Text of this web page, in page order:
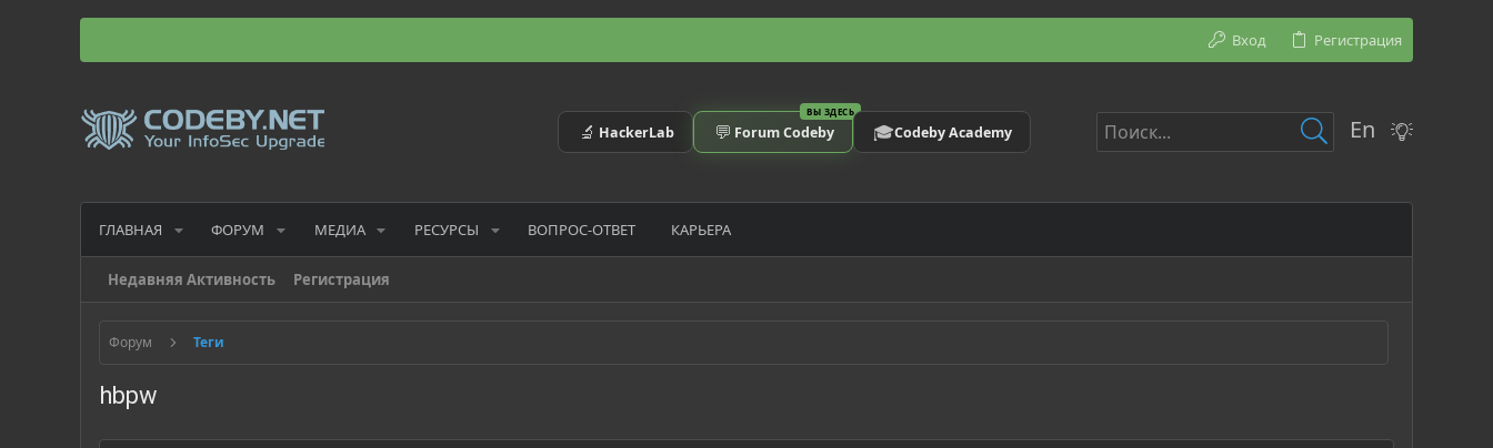
Вход Регистрация
🔬 HackerLab
ВЫ ЗДЕСЬ
💬 Forum Codeby 🎓Codeby Academy En
ГЛАВНАЯ ФОРУМ МЕДИА РЕСУРСЫ ВОПРОС-ОТВЕТ КАРЬЕРА
Недавняя Активность Регистрация
Форум Теги
hbpw